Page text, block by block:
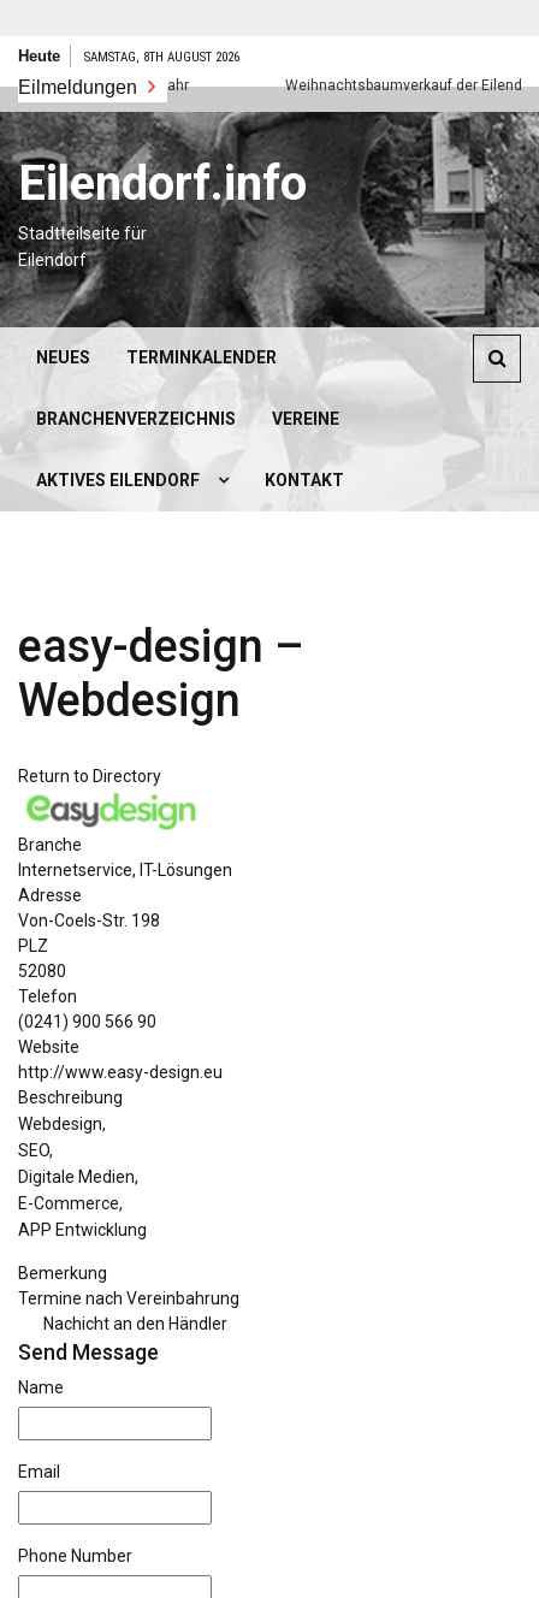
Zum
springen
Heute SAMSTAG, 8TH AUGUST 2026
Eilmeldungen
Frohes neues Jahr Weihnachtsbaumverkauf der Eilendorfer
Eilendorf.info
Stadtteilseite für
Eilendorf
NEUES TERMINKALENDER
BRANCHENVERZEICHNIS VEREINE
AKTIVES EILENDORF KONTAKT
easy-design –
Webdesign
Return to Directory
Branche
Internetservice, IT-Lösungen
Adresse
Von-Coels-Str. 198
PLZ
52080
Telefon
(0241) 900 566 90
Website
http://www.easy-design.eu
Beschreibung
Webdesign,
SEO,
Digitale Medien,
E-Commerce,
APP Entwicklung
Bemerkung
Termine nach Vereinbahrung
Nachicht an den Händler
Send Message
Name
Email
Phone Number